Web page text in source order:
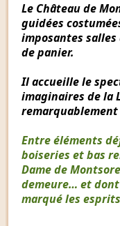
Le Château de
guidées
imposantes
de panier.
Il accueille le
imaginaires de la
Entre éléments
boiseries et bas
Dame de
demeure… et
marqué les